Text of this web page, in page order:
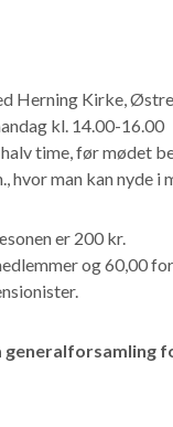
Herning Kirke,
kl. 14.00-16.00
time, før mødet
hvor man kan
er 200 kr.
og 60,00